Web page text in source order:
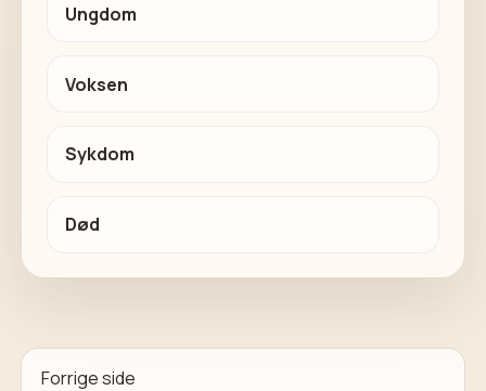
Ungdom
Voksen
Sykdom
Død
Forrige side